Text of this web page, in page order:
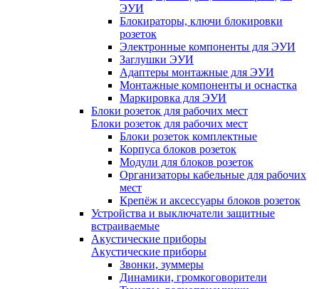
ЭУИ
Блокираторы, ключи блокировки
розеток
Электронные компоненты для ЭУИ
Заглушки ЭУИ
Адаптеры монтажные для ЭУИ
Монтажные компоненты и оснастка
Маркировка для ЭУИ
Блоки розеток для рабочих мест
Блоки розеток для рабочих мест
Блоки розеток комплектные
Корпуса блоков розеток
Модули для блоков розеток
Организаторы кабельные для рабочих
мест
Крепёж и аксессуары блоков розеток
Устройства и выключатели защитные
встраиваемые
Акустические приборы
Акустические приборы
Звонки, зуммеры
Динамики, громкоговорители